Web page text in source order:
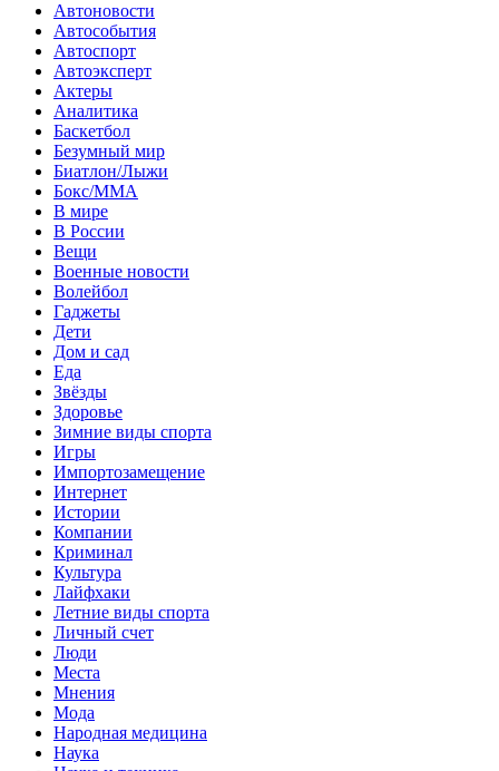
Автоновости
Автособытия
Автоспорт
Автоэксперт
Актеры
Аналитика
Баскетбол
Безумный мир
Биатлон/Лыжи
Бокс/MMA
В мире
В России
Вещи
Военные новости
Волейбол
Гаджеты
Дети
Дом и сад
Еда
Звёзды
Здоровье
Зимние виды спорта
Игры
Импортозамещение
Интернет
Истории
Компании
Криминал
Культура
Лайфхаки
Летние виды спорта
Личный счет
Люди
Места
Мнения
Мода
Народная медицина
Наука